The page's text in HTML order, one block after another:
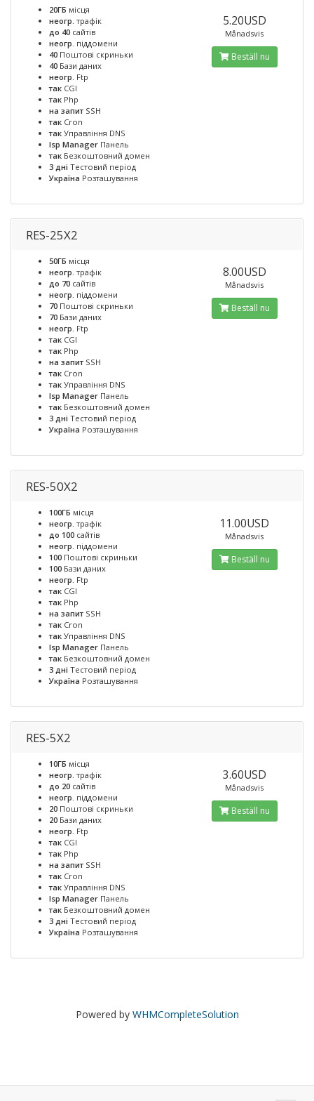
20ГБ місця
неогр. трафік
до 40 сайтів
неогр. піддомени
40 Поштові скриньки
40 Бази даних
неогр. Ftp
так CGI
так Php
на запит SSH
так Cron
так Управління DNS
Isp Manager Панель
так Безкоштовний домен
3 дні Тестовий період
Україна Розташування
5.20USD
Månadsvis
Beställ nu
RES-25X2
50ГБ місця
неогр. трафік
до 70 сайтів
неогр. піддомени
70 Поштові скриньки
70 Бази даних
неогр. Ftp
так CGI
так Php
на запит SSH
так Cron
так Управління DNS
Isp Manager Панель
так Безкоштовний домен
3 дні Тестовий період
Україна Розташування
8.00USD
Månadsvis
Beställ nu
RES-50X2
100ГБ місця
неогр. трафік
до 100 сайтів
неогр. піддомени
100 Поштові скриньки
100 Бази даних
неогр. Ftp
так CGI
так Php
на запит SSH
так Cron
так Управління DNS
Isp Manager Панель
так Безкоштовний домен
3 дні Тестовий період
Україна Розташування
11.00USD
Månadsvis
Beställ nu
RES-5X2
10ГБ місця
неогр. трафік
до 20 сайтів
неогр. піддомени
20 Поштові скриньки
20 Бази даних
неогр. Ftp
так CGI
так Php
на запит SSH
так Cron
так Управління DNS
Isp Manager Панель
так Безкоштовний домен
3 дні Тестовий період
Україна Розташування
3.60USD
Månadsvis
Beställ nu
Powered by WHMCompleteSolution